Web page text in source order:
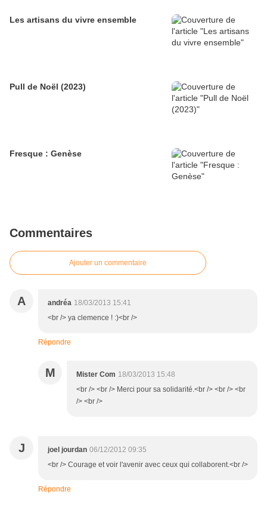
Les artisans du vivre ensemble
Pull de Noël (2023)
Fresque : Genèse
Commentaires
Ajouter un commentaire
A andréa 18/03/2013 15:41
<br /> ya clemence ! :)<br />
Répondre
M Mister Com 18/03/2013 15:48
<br /> <br /> Merci pour sa solidarité.<br /> <br /> <br
/> <br />
J joel jourdan 06/12/2012 09:35
<br /> Courage et voir l'avenir avec ceux qui collaborent.<br />
Répondre